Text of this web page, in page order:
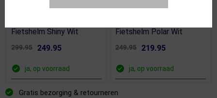
Fietshelm Shiny Wit
299.95 249.95
ja, op voorraad
ABUS
Fietshelm Polar Wit
249.95 219.95
ja, op voorraad
Gratis bezorging & retourneren